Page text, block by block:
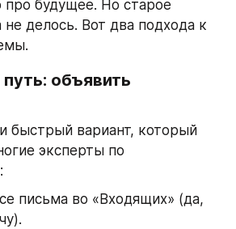
будущее. Но старое
не делось. Вот два подхода к
объявить
быстрый вариант, который
эксперты по
письма во «Входящих» (да,